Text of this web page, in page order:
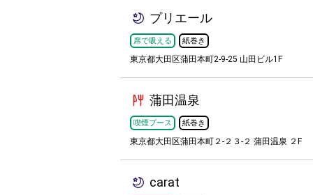
プリエール
席で吸える 紙巻き
東京都大田区蒲田本町2-9-25 山田ビル1F
蒲田温泉
喫煙ブース 紙巻き
東京都大田区蒲田本町２-２３-２ 蒲田温泉 ２F
carat